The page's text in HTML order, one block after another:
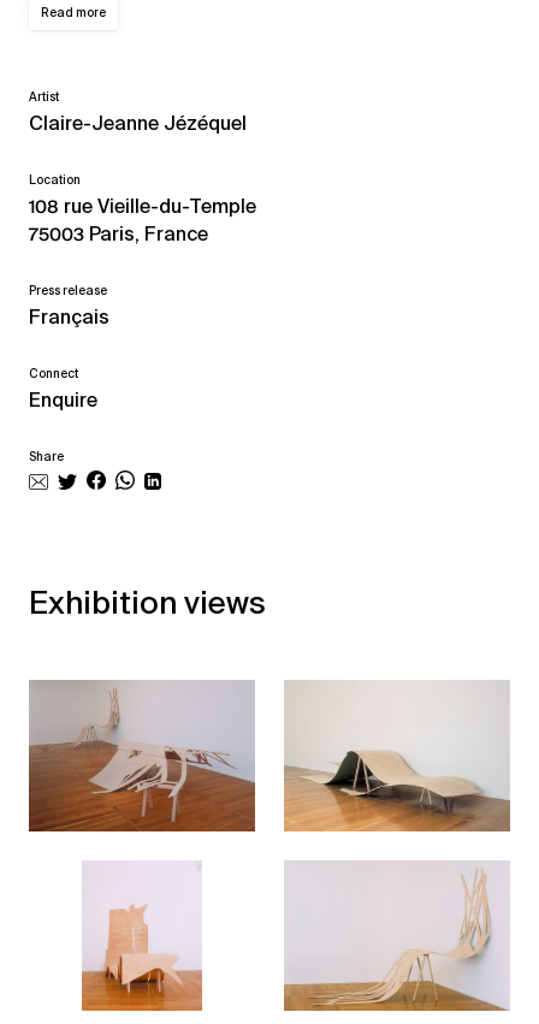
Read more
Artist
Claire-Jeanne Jézéquel
Location
108 rue Vieille-du-Temple
75003 Paris, France
Press release
Français
Connect
Enquire
Share
Exhibition views